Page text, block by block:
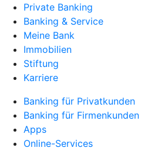
Private Banking
Banking & Service
Meine Bank
Immobilien
Stiftung
Karriere
Banking für Privatkunden
Banking für Firmenkunden
Apps
Online-Services